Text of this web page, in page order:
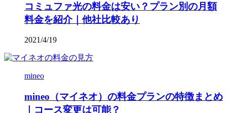
コミュファ光の料金は安い？プラン別の月額
料金を紹介｜他社比較あり
2021/4/19
mineo
mineo（マイネオ）の料金プランの特徴まとめ
｜コース変更は可能？